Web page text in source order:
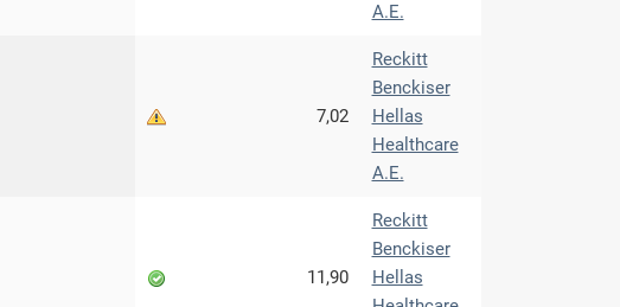
Α.Ε.
7,02
Reckitt
Benckiser
Hellas
Healthcare
Α.Ε.
11,90
Reckitt
Benckiser
Hellas